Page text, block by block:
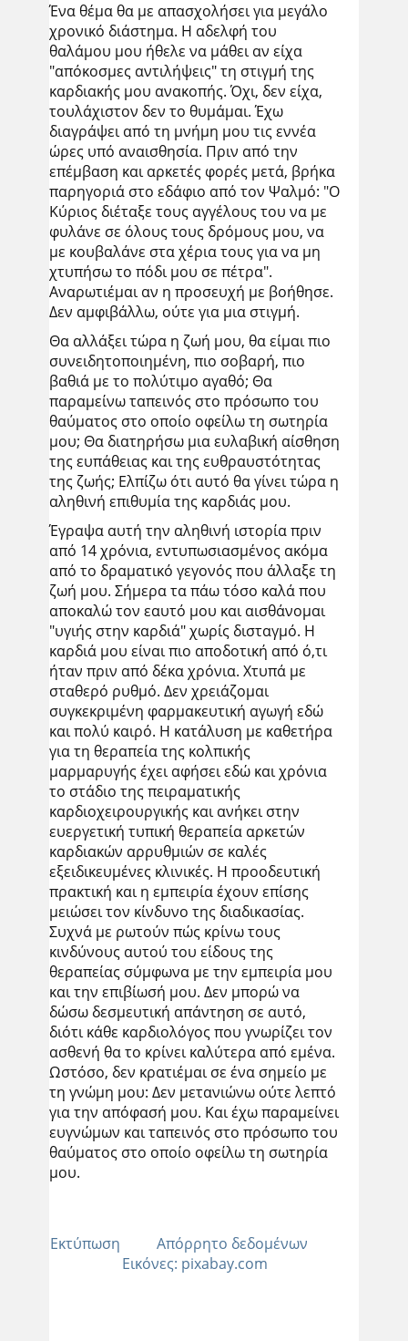
Ένα θέμα θα με απασχολήσει για μεγάλο
χρονικό διάστημα. Η αδελφή του
θαλάμου μου ήθελε να μάθει αν είχα
"απόκοσμες αντιλήψεις" τη στιγμή της
καρδιακής μου ανακοπής. Όχι, δεν είχα,
τουλάχιστον δεν το θυμάμαι. Έχω
διαγράψει από τη μνήμη μου τις εννέα
ώρες υπό αναισθησία. Πριν από την
επέμβαση και αρκετές φορές μετά, βρήκα
παρηγοριά στο εδάφιο από τον Ψαλμό: "Ο
Κύριος διέταξε τους αγγέλους του να με
φυλάνε σε όλους τους δρόμους μου, να
με κουβαλάνε στα χέρια τους για να μη
χτυπήσω το πόδι μου σε πέτρα".
Αναρωτιέμαι αν η προσευχή με βοήθησε.
Δεν αμφιβάλλω, ούτε για μια στιγμή.
Θα αλλάξει τώρα η ζωή μου, θα είμαι πιο
συνειδητοποιημένη, πιο σοβαρή, πιο
βαθιά με το πολύτιμο αγαθό; Θα
παραμείνω ταπεινός στο πρόσωπο του
θαύματος στο οποίο οφείλω τη σωτηρία
μου; Θα διατηρήσω μια ευλαβική αίσθηση
της ευπάθειας και της ευθραυστότητας
της ζωής; Ελπίζω ότι αυτό θα γίνει τώρα η
αληθινή επιθυμία της καρδιάς μου.
Έγραψα αυτή την αληθινή ιστορία πριν
από 14 χρόνια, εντυπωσιασμένος ακόμα
από το δραματικό γεγονός που άλλαξε τη
ζωή μου. Σήμερα τα πάω τόσο καλά που
αποκαλώ τον εαυτό μου και αισθάνομαι
"υγιής στην καρδιά" χωρίς δισταγμό. Η
καρδιά μου είναι πιο αποδοτική από ό,τι
ήταν πριν από δέκα χρόνια. Χτυπά με
σταθερό ρυθμό. Δεν χρειάζομαι
συγκεκριμένη φαρμακευτική αγωγή εδώ
και πολύ καιρό. Η κατάλυση με καθετήρα
για τη θεραπεία της κολπικής
μαρμαρυγής έχει αφήσει εδώ και χρόνια
το στάδιο της πειραματικής
καρδιοχειρουργικής και ανήκει στην
ευεργετική τυπική θεραπεία αρκετών
καρδιακών αρρυθμιών σε καλές
εξειδικευμένες κλινικές. Η προοδευτική
πρακτική και η εμπειρία έχουν επίσης
μειώσει τον κίνδυνο της διαδικασίας.
Συχνά με ρωτούν πώς κρίνω τους
κινδύνους αυτού του είδους της
θεραπείας σύμφωνα με την εμπειρία μου
και την επιβίωσή μου. Δεν μπορώ να
δώσω δεσμευτική απάντηση σε αυτό,
διότι κάθε καρδιολόγος που γνωρίζει τον
ασθενή θα το κρίνει καλύτερα από εμένα.
Ωστόσο, δεν κρατιέμαι σε ένα σημείο με
τη γνώμη μου: Δεν μετανιώνω ούτε λεπτό
για την απόφασή μου. Και έχω παραμείνει
ευγνώμων και ταπεινός στο πρόσωπο του
θαύματος στο οποίο οφείλω τη σωτηρία
μου.
Εκτύπωση
Απόρρητο δεδομένων
Εικόνες: pixabay.com